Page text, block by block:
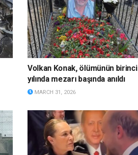
Volkan Konak, ölümünün birinci
yılında mezarı başında anıldı
MARCH 31, 2026